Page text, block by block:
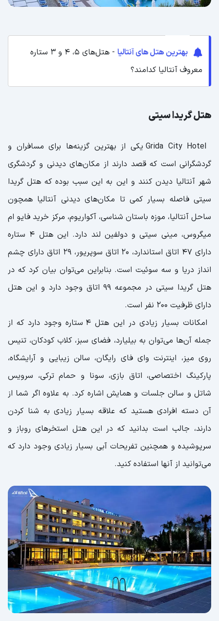
بهترین هتل ‌های آنتالیا
- هتل‌های 5، 4 و 3 ستاره
معروف آنتالیا کدامند؟
هتل گریدا سیتی
Grida City Hotel یکی از بهترین گزینه‌ها برای مسافران و
گردشگرانی است که قصد دارند از مکان‌های دیدنی و گردشگری
شهر آنتالیا دیدن کنند و این به این سبب بوده که هتل گریدا
سیتی فاصله بسیار کمی تا مکان‌های دیدنی آنتالیا همچون
ساحل آنتالیا، موزه باستان شناسی، آکواریوم، مرکز خرید فایو ام
میگروس، مینی سیتی و دولفین لند دارد. این هتل ۴ ستاره
دارای ۴۷ اتاق استاندارد، ۲۰ اتاق سوپریور، ۲۹ اتاق دارای چشم
انداز دریا و سه سوئیت است. بنابراین می‌توان بیان کرد که در
هتل گریدا سیتی در مجموعه ۹۹ اتاق وجود دارد و این هتل
دارای ظرفیت ۲۰۰ نفر است.
امکانات بسیار زیادی در این هتل ۴ ستاره وجود دارد که از
جمله آن‌ها می‌توان به بیلیارد، فضای سبز، کلاب کودکان، تنیس
روی میز، اینترنت وای فای رایگان، سالن زیبایی و آرایشگاه،
پارکینگ اختصاصی، اتاق بازی، سونا و حمام ترکی، سرویس
شاتل و سالن جلسات و همایش اشاره کرد. به علاوه اگر شما از
آن دسته افرادی هستید که علاقه بسیار زیادی به شنا کردن
دارند، جالب است بدانید که در این هتل استخر‌‌های روباز و
سرپوشیده و همچنین تفریحات آبی بسیار زیادی وجود دارد که
می‌توانید از آنها استفاده کنید.